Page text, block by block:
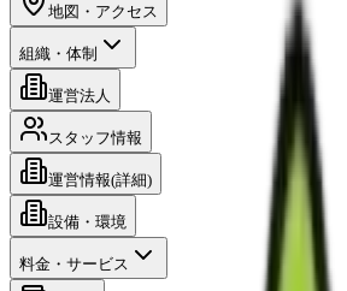
地図・アクセス
組織・体制
運営法人
スタッフ情報
運営情報(詳細)
設備・環境
料金・サービス